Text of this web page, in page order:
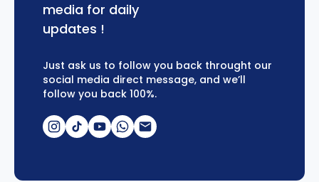
media for daily
updates !
Just ask us to follow you back throught our
social media direct message, and we’ll
follow you back 100%.